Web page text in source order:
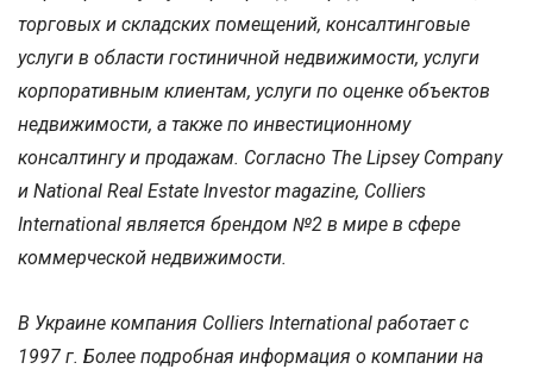
торговых и складских помещений, консалтинговые
услуги в области гостиничной недвижимости, услуги
корпоративным клиентам, услуги по оценке объектов
недвижимости, а также по инвестиционному
консалтингу и продажам. Согласно The Lipsey Company
и National Real Estate Investor magazine, Colliers
International является брендом №2 в мире в сфере
коммерческой недвижимости.
В Украине компания Colliers International работает с
1997 г. Более подробная информация о компании на